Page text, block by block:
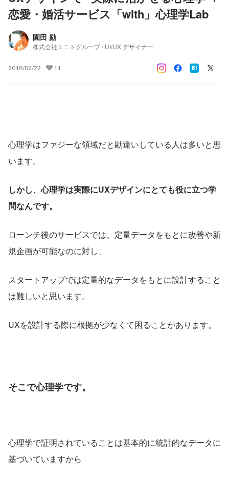
恋愛・婚活サービス「with」心理学Lab
園田 励
株式会社エニトグループ / UI/UX デザイナー
2018/02/22 11
心理学はファジーな領域だと勘違いしている人は多いと思
います。
しかし、心理学は実際にUXデザインにとても役に立つ学
問なんです。
ローンチ後のサービスでは、定量データをもとに改善や新
規企画が可能なのに対し、
スタートアップでは定量的なデータをもとに設計すること
は難しいと思います。
UXを設計する際に根拠が少なくて困ることがあります。
そこで心理学です。
心理学で証明されていることは基本的に統計的なデータに
基づいていますから